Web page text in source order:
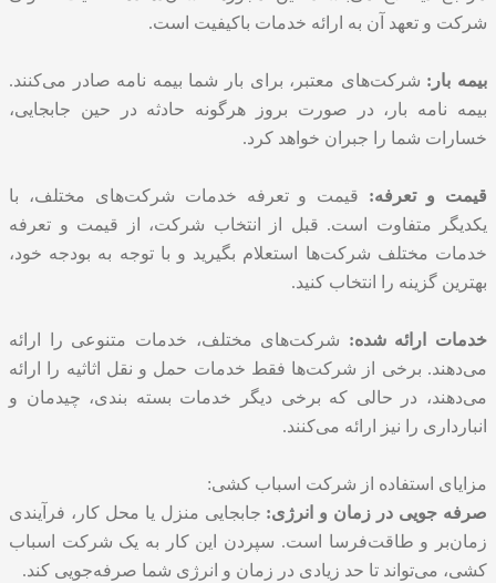
شرکت و تعهد آن به ارائه خدمات باکیفیت است.
بیمه بار: شرکت‌های معتبر، برای بار شما بیمه نامه صادر می‌کنند.
بیمه نامه بار، در صورت بروز هرگونه حادثه در حین جابجایی،
خسارات شما را جبران خواهد کرد.
قیمت و تعرفه: قیمت و تعرفه خدمات شرکت‌های مختلف، با
یکدیگر متفاوت است. قبل از انتخاب شرکت، از قیمت و تعرفه
خدمات مختلف شرکت‌ها استعلام بگیرید و با توجه به بودجه خود،
بهترین گزینه را انتخاب کنید.
خدمات ارائه شده: شرکت‌های مختلف، خدمات متنوعی را ارائه
می‌دهند. برخی از شرکت‌ها فقط خدمات حمل و نقل اثاثیه را ارائه
می‌دهند، در حالی که برخی دیگر خدمات بسته بندی، چیدمان و
انبارداری را نیز ارائه می‌کنند.
مزایای استفاده از شرکت اسباب کشی:
صرفه جویی در زمان و انرژی: جابجایی منزل یا محل کار، فرآیندی
زمان‌بر و طاقت‌فرسا است. سپردن این کار به یک شرکت اسباب
کشی، می‌تواند تا حد زیادی در زمان و انرژی شما صرفه‌جویی کند.